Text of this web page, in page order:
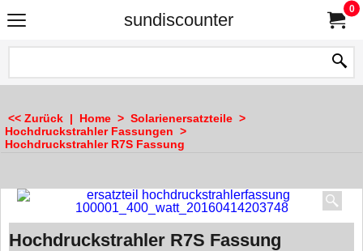
sundiscounter
0
<< Zurück | Home > Solarienersatzteile >
Hochdruckstrahler Fassungen >
Hochdruckstrahler R7S Fassung
Hochdruckstrahler R7S Fassung